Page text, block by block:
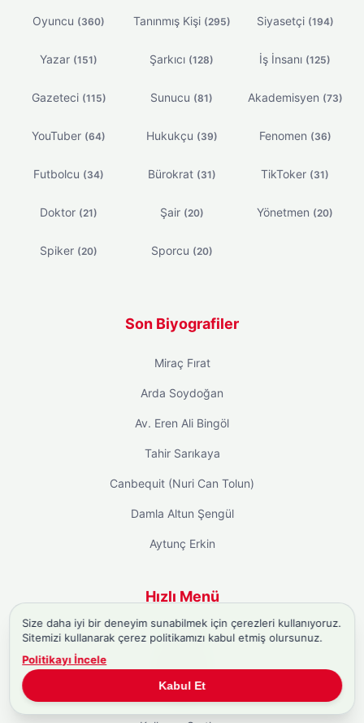
Oyuncu (360) Tanınmış Kişi (295) Siyasetçi (194)
Yazar (151) Şarkıcı (128) İş İnsanı (125)
Gazeteci (115) Sunucu (81) Akademisyen (73)
YouTuber (64) Hukukçu (39) Fenomen (36)
Futbolcu (34) Bürokrat (31) TikToker (31)
Doktor (21) Şair (20) Yönetmen (20)
Spiker (20) Sporcu (20)
Son Biyografiler
Miraç Fırat
Arda Soydoğan
Av. Eren Ali Bingöl
Tahir Sarıkaya
Canbequit (Nuri Can Tolun)
Damla Altun Şengül
Aytunç Erkin
Hızlı Menü
Ana Sayfa
Size daha iyi bir deneyim sunabilmek için çerezleri kullanıyoruz.
Sitemizi kullanarak çerez politikamızı kabul etmiş olursunuz.
Politikayı İncele
Kabul Et